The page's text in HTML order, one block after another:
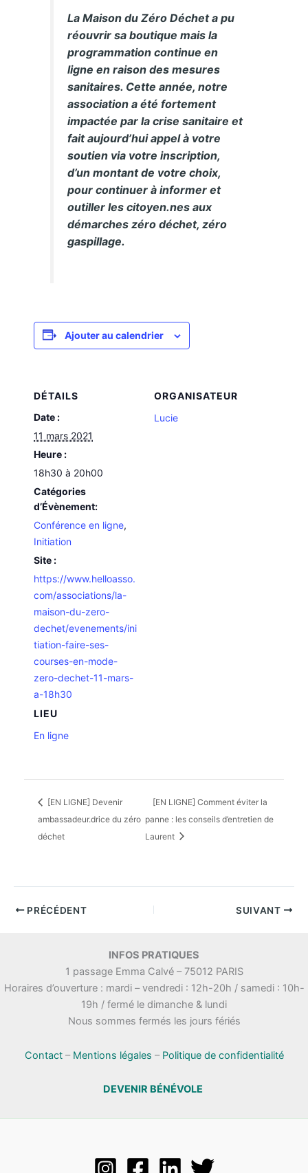
La Maison du Zéro Déchet a pu
réouvrir sa boutique mais la
programmation continue en
ligne en raison des mesures
sanitaires. Cette année, notre
association a été fortement
impactée par la crise sanitaire et
fait aujourd’hui appel à votre
soutien via votre inscription,
d’un montant de votre choix,
pour continuer à informer et
outiller les citoyen.nes aux
démarches zéro déchet, zéro
gaspillage.
Ajouter au calendrier
DÉTAILS
Date :
11 mars 2021
Heure :
18h30 à 20h00
Catégories
d’Évènement:
Conférence en ligne,
Initiation
Site :
https://www.helloasso.
com/associations/la-
maison-du-zero-
dechet/evenements/ini
tiation-faire-ses-
courses-en-mode-
zero-dechet-11-mars-
a-18h30
LIEU
En ligne
ORGANISATEUR
Lucie
[EN LIGNE] Devenir
ambassadeur.drice du zéro
déchet
[EN LIGNE] Comment éviter la
panne : les conseils d’entretien de
Laurent
PRÉCÉDENT SUIVANT
INFOS PRATIQUES
1 passage Emma Calvé – 75012 PARIS
Horaires d’ouverture : mardi – vendredi : 12h-20h / samedi : 10h-
19h / fermé le dimanche & lundi
Nous sommes fermés les jours fériés
Contact– Mentions légales – Politique de confidentialité
DEVENIR BÉNÉVOLE